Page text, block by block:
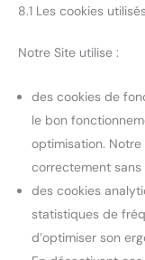
8.1 Les cookies
Notre Site utilise :
des cookies de
le bon
optimisation.
correctement sans
des cookies
statistiques de
d’optimiser son